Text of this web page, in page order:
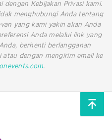
dengan Kebijakan Privasi kami.
menghubungi Anda tentang
yang kami yakin akan Anda
Anda melalui link yang
berhenti berlangganan
dengan mengirim email ke
.